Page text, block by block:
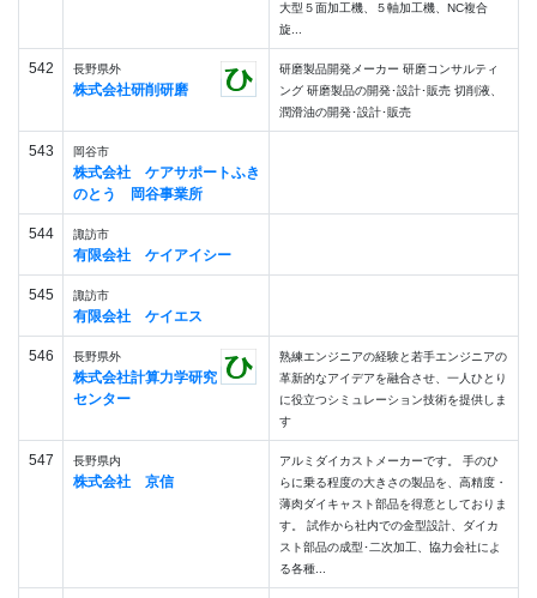
大型５面加工機、５軸加工機、NC複合
旋...
542 長野県外
株式会社研削研磨
研磨製品開発メーカー 研磨コンサルティ
ング 研磨製品の開発･設計･販売 切削液、
潤滑油の開発･設計･販売
543 岡谷市
株式会社 ケアサポートふき
のとう 岡谷事業所
544 諏訪市
有限会社 ケイアイシー
545 諏訪市
有限会社 ケイエス
546 長野県外
株式会社計算力学研究
センター
熟練エンジニアの経験と若手エンジニアの
革新的なアイデアを融合させ、一人ひとり
に役立つシミュレーション技術を提供しま
す
547 長野県内
株式会社 京信
アルミダイカストメーカーです。 手のひ
らに乗る程度の大きさの製品を、高精度・
薄肉ダイキャスト部品を得意としておりま
す。 試作から社内での金型設計、ダイカ
スト部品の成型･二次加工、協力会社によ
る各種...